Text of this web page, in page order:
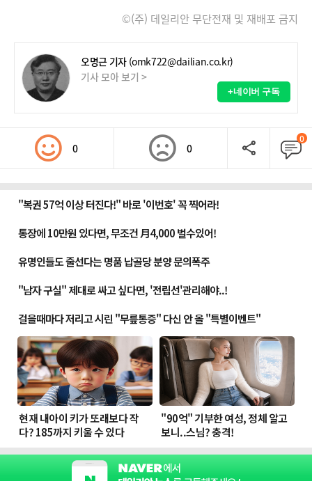
©(주) 데일리안 무단전재 및 재배포 금지
오명근 기자 (omk722@dailian.co.kr)
기사 모아 보기 >
+네이버 구독
0 0
0